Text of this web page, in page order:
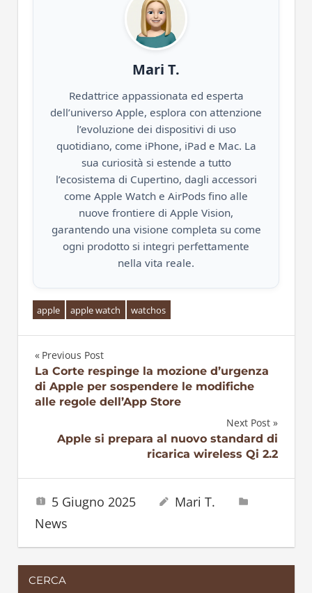
Mari T.
Redattrice appassionata ed esperta
dell’universo Apple, esplora con attenzione
l’evoluzione dei dispositivi di uso
quotidiano, come iPhone, iPad e Mac. La
sua curiosità si estende a tutto
l’ecosistema di Cupertino, dagli accessori
come Apple Watch e AirPods fino alle
nuove frontiere di Apple Vision,
garantendo una visione completa su come
ogni prodotto si integri perfettamente
nella vita reale.
apple apple watch watchos
Navigazione
articoli
Previous Post
La Corte respinge la mozione d’urgenza
di Apple per sospendere le modifiche
alle regole dell’App Store
Next Post
Apple si prepara al nuovo standard di
ricarica wireless Qi 2.2
5 Giugno 2025
Mari T.
News
CERCA